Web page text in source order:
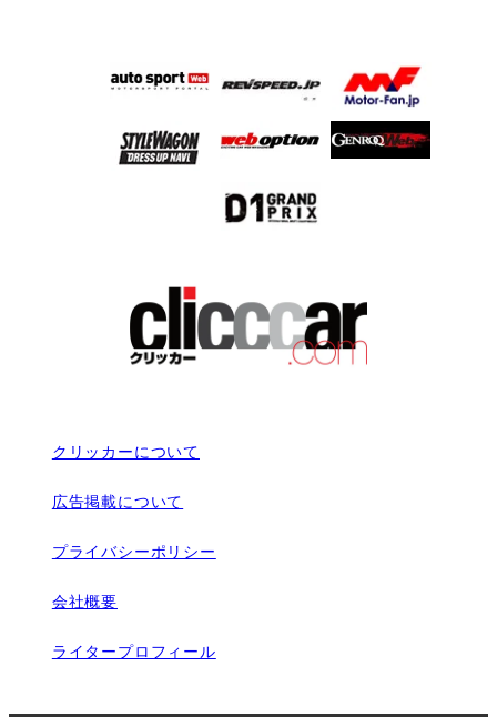
クリッカーについて
広告掲載について
プライバシーポリシー
会社概要
ライタープロフィール